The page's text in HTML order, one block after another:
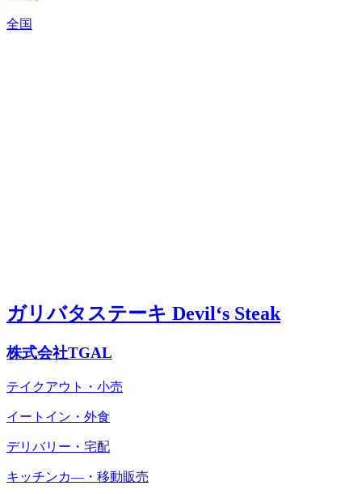
全国
ガリバタステーキ Devil‘s Steak
株式会社TGAL
テイクアウト・小売
イートイン・外食
デリバリー・宅配
キッチンカ―・移動販売